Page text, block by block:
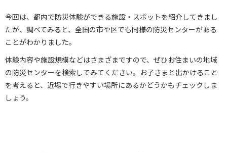
今回は、都内で防災体験ができる施設・スポットを紹介してきまし
たが、調べてみると、全国の市や区でも同様の防災センターがある
ことがわかりました。
体験内容や施設規模などはさまざまですので、ぜひお住まいの地域
の防災センターを検索してみてください。お子さまと出かけること
を考えると、近場で行きやすい場所にあるかどうかもチェックしま
しょう。